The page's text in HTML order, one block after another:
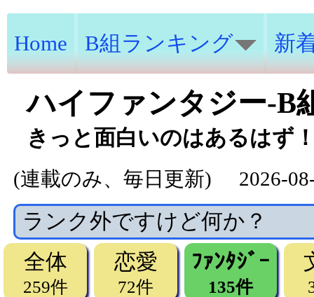
Home B組ランキング 新
ハイファンタジー-B
きっと面白いのはあるはず
(連載のみ、毎日更新) 2026-
ランク外ですけど何か？
全体
259件
恋愛
72件
ﾌｧﾝﾀｼﾞｰ
135件